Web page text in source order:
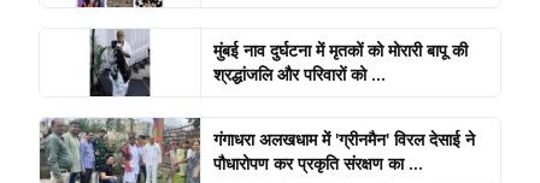
मुंबई नाव दुर्घटना में मृतकों को मोरारी बापू की
श्रद्धांजलि और परिवारों को ...
गंगाधरा अलखधाम में 'ग्रीनमैन' विरल देसाई ने
पौधारोपण कर प्रकृति संरक्षण का ...